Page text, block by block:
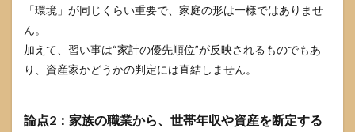
「環境」が同じくらい重要で、家庭の形は一様ではありませ
ん。
加えて、習い事は“家計の優先順位”が反映されるものでもあ
り、資産家かどうかの判定には直結しません。
論点2：家族の職業から、世帯年収や資産を断定する